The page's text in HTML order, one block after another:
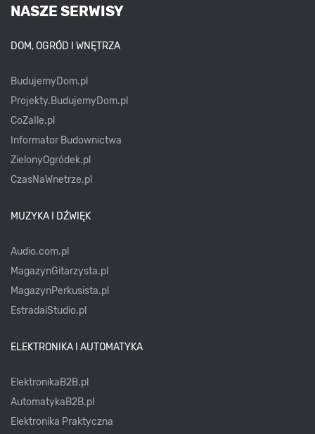
NASZE SERWISY
DOM, OGRÓD I WNĘTRZA
BudujemyDom.pl
Projekty.BudujemyDom.pl
CoZaIle.pl
Informator Budownictwa
ZielonyOgródek.pl
CzasNaWnetrze.pl
MUZYKA I DŹWIĘK
Audio.com.pl
MagazynGitarzysta.pl
MagazynPerkusista.pl
EstradaiStudio.pl
ELEKTRONIKA I AUTOMATYKA
ElektronikaB2B.pl
AutomatykaB2B.pl
Elektronika Praktyczna